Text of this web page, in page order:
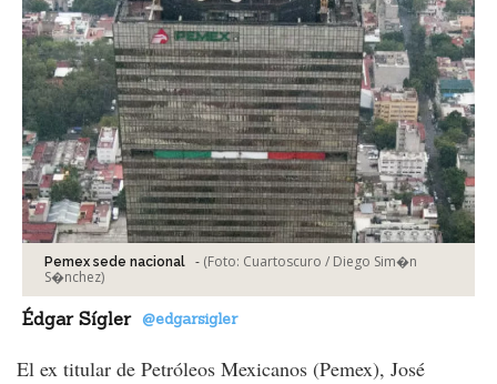
Pemex sede nacional - (Foto: Cuartoscuro / Diego Sim�n
S�nchez)
Édgar Sígler @edgarsigler
El ex titular de Petróleos Mexicanos (Pemex), José